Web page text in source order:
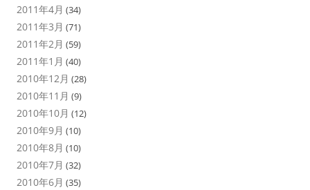
2011年4月 (34)
2011年3月 (71)
2011年2月 (59)
2011年1月 (40)
2010年12月 (28)
2010年11月 (9)
2010年10月 (12)
2010年9月 (10)
2010年8月 (10)
2010年7月 (32)
2010年6月 (35)